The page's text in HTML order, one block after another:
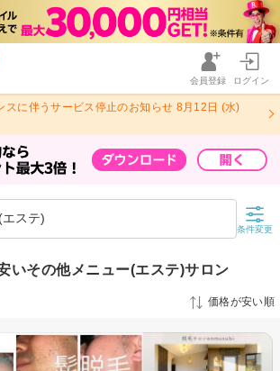
会員登録 ログイン
スに伴うサービス停止のお知らせ 8月12日 (水)
ステ)
条件変更
いその他メニュー(エステ)サロン
価格が安い順